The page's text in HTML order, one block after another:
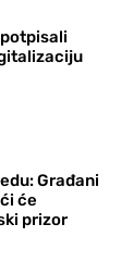
Građani
će
prizor